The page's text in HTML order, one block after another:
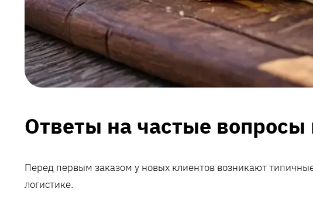
Ответы на частые вопросы
Перед первым заказом у новых клиентов возникают
логистике.